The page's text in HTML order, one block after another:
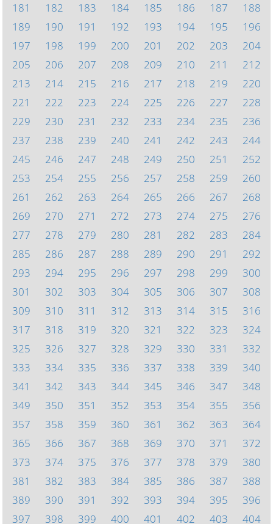
181
182 183 184 185 186 187
188
189
190 191 192 193 194 195
196
197
198 199 200 201 202 203
204
205
206 207 208 209 210 211
212
213
214 215 216 217 218 219
220
221
222 223 224 225 226 227
228
229
230 231 232 233 234 235
236
237
238 239 240 241 242 243
244
245
246 247 248 249 250 251
252
253
254 255 256 257 258 259
260
261
262 263 264 265 266 267
268
269
270 271 272 273 274 275
276
277
278 279 280 281 282 283
284
285
286 287 288 289 290 291
292
293
294 295 296 297 298 299
300
301
302 303 304 305 306 307
308
309
310 311 312 313 314 315
316
317
318 319 320 321 322 323
324
325
326 327 328 329 330 331
332
333
334 335 336 337 338 339
340
341
342 343 344 345 346 347
348
349
350 351 352 353 354 355
356
357
358 359 360 361 362 363
364
365
366 367 368 369 370 371
372
373
374 375 376 377 378 379
380
381
382 383 384 385 386 387
388
389
390 391 392 393 394 395
396
397
398 399 400 401 402 403 404